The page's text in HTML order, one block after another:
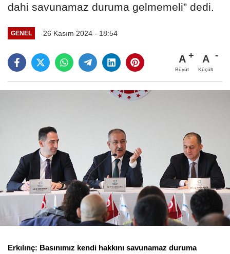
dahi savunamaz duruma gelmemeli” dedi.
GENEL 26 Kasım 2024 - 18:54
A
Büyüt
A
Küçült
Erkılınç: Basınımız kendi hakkını savunamaz duruma